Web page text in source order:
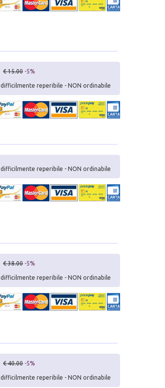
€ 15.00 -5%
difficilmente reperibile - NON ordinabile
difficilmente reperibile - NON ordinabile
€ 38.00 -5%
difficilmente reperibile - NON ordinabile
€ 40.00 -5%
difficilmente reperibile - NON ordinabile